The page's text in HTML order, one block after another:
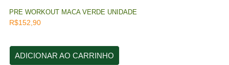
PRE WORKOUT MACA VERDE UNIDADE
R$152,90
ADICIONAR AO CARRINHO